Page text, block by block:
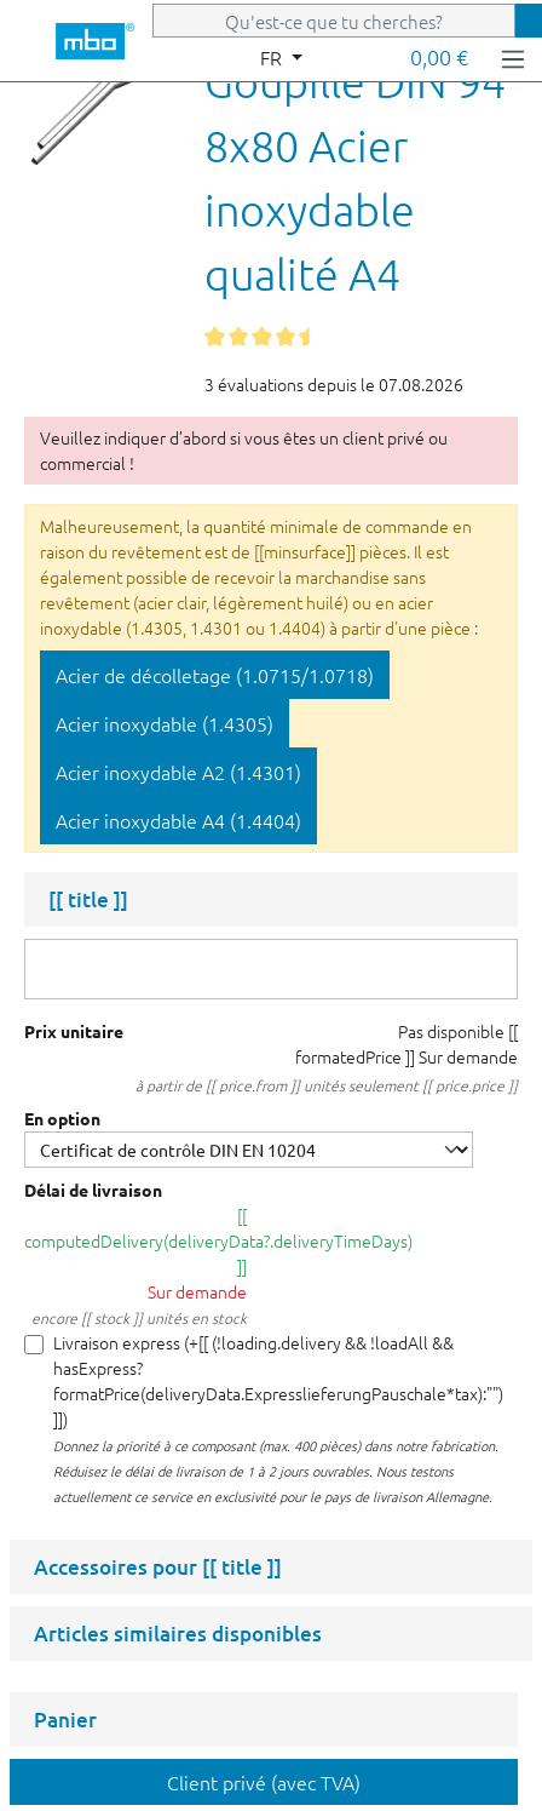
Passer au contenu principal
FR 0,00 €
Goupille DIN 94
8x80 Acier
inoxydable
qualité A4
3 évaluations depuis le 07.08.2026
Veuillez indiquer d’abord si vous êtes un client privé ou
commercial !
Malheureusement, la quantité minimale de commande en
raison du revêtement est de [[minsurface]] pièces. Il est
également possible de recevoir la marchandise sans
revêtement (acier clair, légèrement huilé) ou en acier
inoxydable (1.4305, 1.4301 ou 1.4404) à partir d'une pièce :
Acier de décolletage (1.0715/1.0718)
Acier inoxydable (1.4305)
Acier inoxydable A2 (1.4301)
Acier inoxydable A4 (1.4404)
[[ title ]]
Prix unitaire Pas disponible [[
formatedPrice ]] Sur demande
à partir de [[ price.from ]] unités seulement [[ price.price ]]
En option
Délai de livraison
[[
computedDelivery(deliveryData?.deliveryTimeDays)
]]
Sur demande
encore [[ stock ]] unités en stock
Livraison express (+[[ (!loading.delivery && !loadAll &&
hasExpress?
formatPrice(deliveryData.ExpresslieferungPauschale*tax):"")
]])
Donnez la priorité à ce composant (max. 400 pièces) dans notre fabrication.
Réduisez le délai de livraison de 1 à 2 jours ouvrables. Nous testons
actuellement ce service en exclusivité pour le pays de livraison Allemagne.
Accessoires pour [[ title ]]
Articles similaires disponibles
Panier
Client privé (avec TVA)